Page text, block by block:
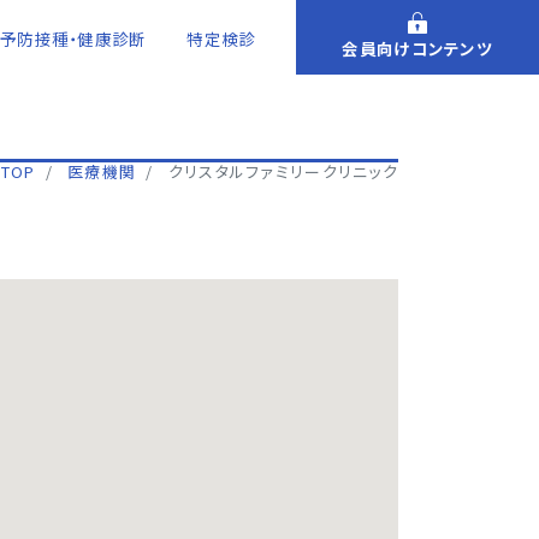
予防接種・健康診断 特定検診 会員向けコンテンツ
TOP 医療機関 クリスタルファミリークリニック